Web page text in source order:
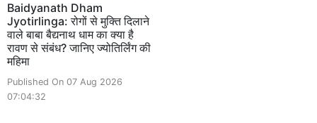
Baidyanath Dham
Jyotirlinga: रोगों से मुक्ति दिलाने
वाले बाबा बैद्यनाथ धाम का क्या है
रावण से संबंध? जानिए ज्योतिर्लिंग की
महिमा
Published On 07 Aug 2026
07:04:32